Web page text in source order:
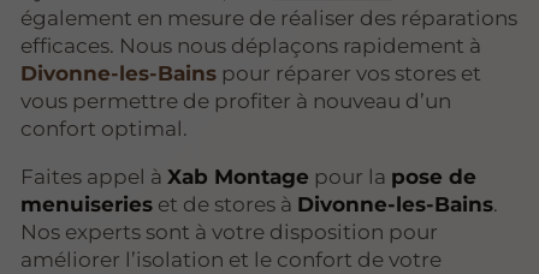
également en mesure de réaliser des réparations
efficaces. Nous nous déplaçons rapidement à
Divonne-les-Bains pour réparer vos stores et
vous permettre de profiter à nouveau d’un
confort optimal.
Faites appel à Xab Montage pour la pose de
menuiseries et de stores à Divonne-les-Bains.
Nos experts sont à votre disposition pour
améliorer l’isolation et le confort de votre